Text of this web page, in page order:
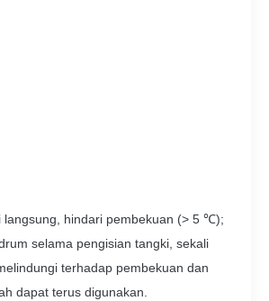
hindari pembekuan (> 5 ℃);
selama pengisian tangki, sekali
terhadap pembekuan dan
dapat terus digunakan.